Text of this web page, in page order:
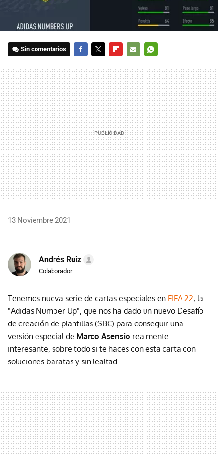
Sin comentarios
MAIL
13 Noviembre 2021
Andrés Ruiz
Colaborador
Tenemos nueva serie de cartas especiales en FIFA 22, la
"Adidas Number Up", que nos ha dado un nuevo Desafío
de creación de plantillas (SBC) para conseguir una
versión especial de Marco Asensio realmente
interesante, sobre todo si te haces con esta carta con
soluciones baratas y sin lealtad.